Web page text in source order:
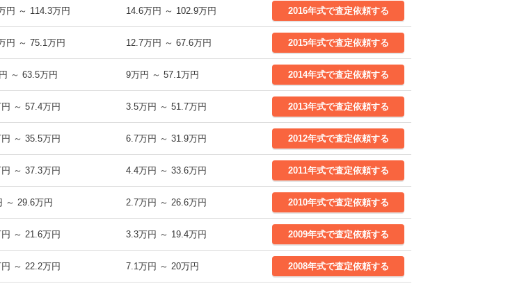
円 ～ 114.3万円 14.6万円 ～ 102.9万円 2016年式で査定依頼する
円 ～ 75.1万円 12.7万円 ～ 67.6万円 2015年式で査定依頼する
～ 63.5万円 9万円 ～ 57.1万円 2014年式で査定依頼する
～ 57.4万円 3.5万円 ～ 51.7万円 2013年式で査定依頼する
～ 35.5万円 6.7万円 ～ 31.9万円 2012年式で査定依頼する
～ 37.3万円 4.4万円 ～ 33.6万円 2011年式で査定依頼する
～ 29.6万円 2.7万円 ～ 26.6万円 2010年式で査定依頼する
～ 21.6万円 3.3万円 ～ 19.4万円 2009年式で査定依頼する
～ 22.2万円 7.1万円 ～ 20万円 2008年式で査定依頼する